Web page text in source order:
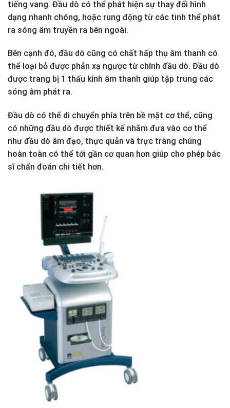
tiếng vang. Đầu dò có thể phát hiện sự thay đổi hình
dạng nhanh chóng, hoặc rung động từ các tinh thể phát
ra sóng âm truyền ra bên ngoài.
Bên cạnh đó, đầu dò cũng có chất hấp thụ âm thanh có
thể loại bỏ được phản xạ ngược từ chính đầu dò. Đầu dò
được trang bị 1 thấu kính âm thanh giúp tập trung các
sóng âm phát ra.
Đầu dò có thể di chuyển phía trên bề mặt cơ thể, cũng
có những đầu dò được thiết kế nhằm đưa vào cơ thể
như đầu dò âm đạo, thực quản và trực tràng chúng
hoàn toàn có thể tới gần cơ quan hơn giúp cho phép bác
sĩ chẩn đoán chi tiết hơn.